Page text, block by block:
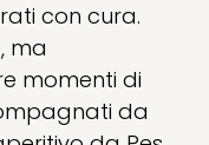
con cura.
ma
momenti di
da